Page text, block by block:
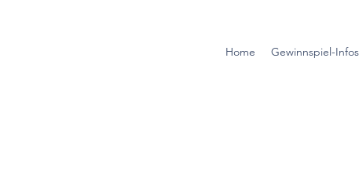
Home Gewinnspiel-Infos